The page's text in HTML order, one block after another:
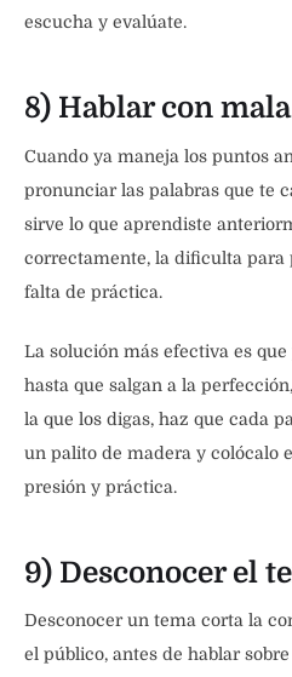
escucha y evalúate.
8) Hablar con
Cuando ya maneja los puntos
pronunciar las palabras que te
sirve lo que aprendiste
correctamente, la dificulta para
falta de práctica.
La solución más efectiva es
hasta que salgan a la
la que los digas, haz que cada
un palito de madera y colócalo
presión y práctica.
9) Desconocer el
Desconocer un tema corta la
el público, antes de hablar